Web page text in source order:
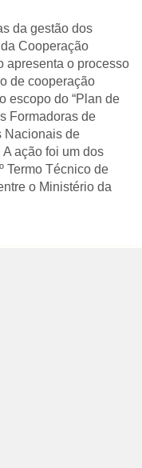
da gestão dos
Cooperação
apresenta o processo
de cooperação
escopo do “Plan de
Formadoras de
Nacionais de
ação foi um dos
Termo Técnico de
o Ministério da